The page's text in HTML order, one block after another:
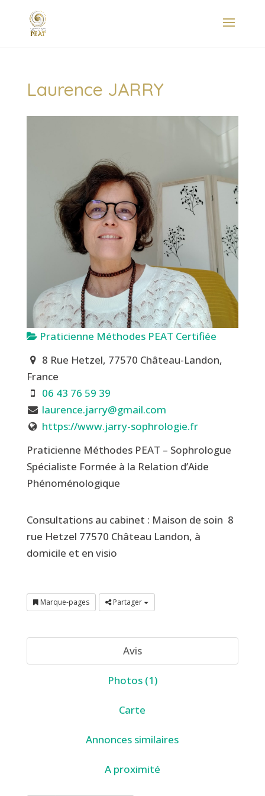
Laurence JARRY
Praticienne Méthodes PEAT Certifiée
8 Rue Hetzel, 77570 Château-Landon,
France
06 43 76 59 39
laurence.jarry@gmail.com
https://www.jarry-sophrologie.fr
Praticienne Méthodes PEAT – Sophrologue
Spécialiste Formée à la Relation d’Aide
Phénoménologique
Consultations au cabinet : Maison de soin 8
rue Hetzel 77570 Château Landon, à
domicile et en visio
Marque-pages Partager
Avis
Photos (1)
Carte
Annonces similaires
A proximité